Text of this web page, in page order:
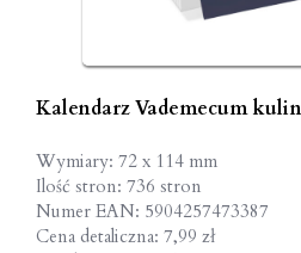
Kalendarz Vademecum
Wymiary: 72 x 114 mm
Ilość stron: 736 stron
Numer EAN: 5904257473387
Cena detaliczna: 7,99 zł